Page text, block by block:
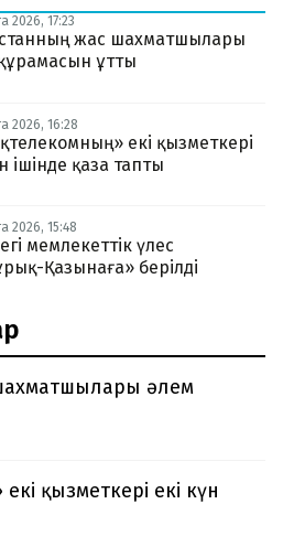
2026, 17:23
жас шахматшылары
ұтты
2026, 16:28
екі қызметкері
ішінде қаза тапты
2026, 15:48
мемлекеттік үлес
Қазынаға» берілді
әлем
қызметкері екі күн